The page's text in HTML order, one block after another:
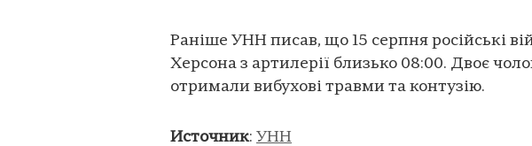
Раніше УНН писав, що 15 серпня російські
Херсона з артилерії близько 08:00. Двоє
отримали вибухові травми та контузію.
Источник: УНН